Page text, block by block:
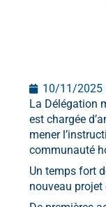
10/11/2025
La Délégation
est chargée
mener
communauté
Un temps fort
nouveau projet